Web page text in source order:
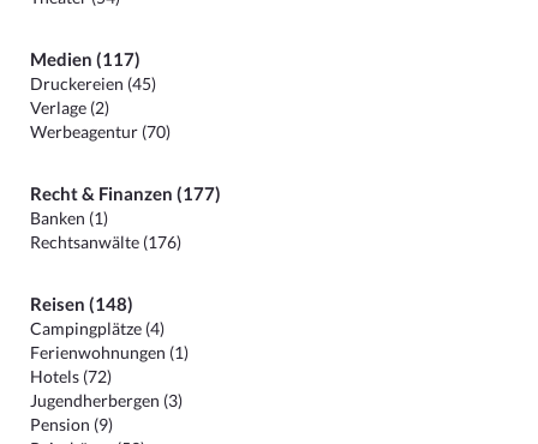
Medien (117)
Druckereien (45)
Verlage (2)
Werbeagentur (70)
Recht & Finanzen (177)
Banken (1)
Rechtsanwälte (176)
Reisen (148)
Campingplätze (4)
Ferienwohnungen (1)
Hotels (72)
Jugendherbergen (3)
Pension (9)